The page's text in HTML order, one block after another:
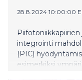
28.8.2024 10:00:00
integrointi
(PIC)
esimerkiksi